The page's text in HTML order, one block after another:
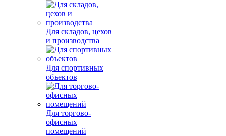
Для складов, цехов
и производства
Для спортивных
объектов
Для торгово-
офисных
помещений